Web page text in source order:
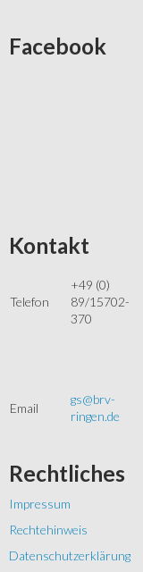
Facebook
Kontakt
Telefon
+49 (0)
89/15702-
370
Email
gs@brv-
ringen.de
Rechtliches
Impressum
Rechtehinweis
Datenschutzerklärung